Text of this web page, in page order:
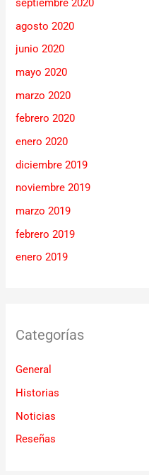
septiembre 2020
agosto 2020
junio 2020
mayo 2020
marzo 2020
febrero 2020
enero 2020
diciembre 2019
noviembre 2019
marzo 2019
febrero 2019
enero 2019
Categorías
General
Historias
Noticias
Reseñas